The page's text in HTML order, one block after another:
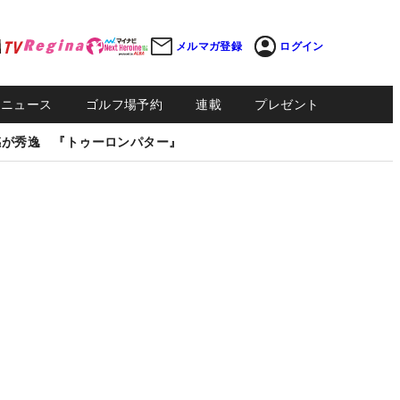
メルマガ登録 ログイン
ュース ゴルフ場予約 連載 プレゼント
秀逸 『トゥーロンパター』